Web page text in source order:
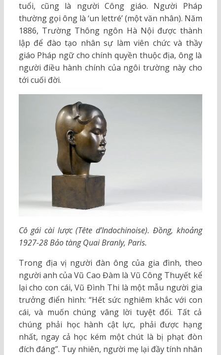
tuổi, cũng là người Công giáo. Người Pháp
thường gọi ông là ‘un lettré’ (một văn nhân). Năm
1886, Trường Thông ngôn Hà Nội được thành
lập để đào tạo nhân sự làm viên chức và thầy
giáo Pháp ngữ cho chính quyền thuộc địa, ông là
người điều hành chính của ngôi trường này cho
tới cuối đời.
Cô gái cài lược (Tête d’Indochinoise). Đồng, khoảng
1927-28 Bảo tàng Quai Branly, Paris.
Trong địa vị người đàn ông của gia đình, theo
người anh của Vũ Cao Đàm là Vũ Công Thuyết kể
lại cho con cái, Vũ Đình Thi là một mẫu người gia
trưởng điển hình: “Hết sức nghiêm khắc với con
cái, và muốn chúng vâng lời tuyệt đối. Tất cả
chúng phải học hành cật lực, phải được hạng
nhất, ngay cả học kém một chút là bị phạt đòn
đích đáng”. Tuy nhiên, người mẹ lại đầy tính nhân